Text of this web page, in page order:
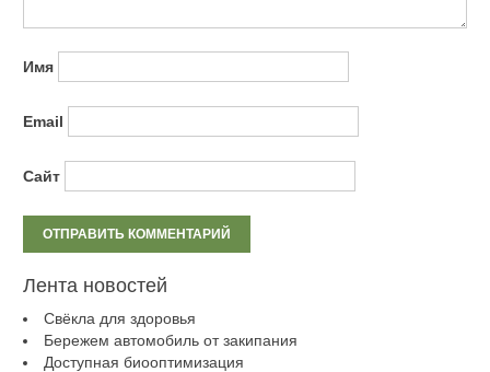
Имя
Email
Сайт
Лента новостей
Свёкла для здоровья
Бережем автомобиль от закипания
Доступная биооптимизация